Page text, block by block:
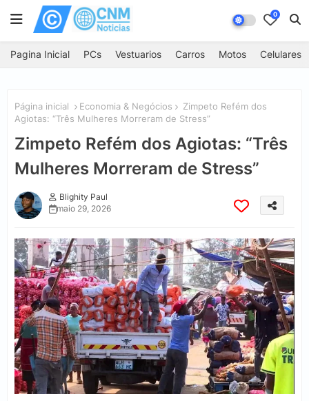
0
Pagina Inicial PCs Vestuarios Carros Motos Celulares
Página inicial Economia & Negócios
Zimpeto Refém dos
Agiotas: “Três Mulheres Morreram de Stress”
Zimpeto Refém dos Agiotas: “Três
Mulheres Morreram de Stress”
Blighity Paul
maio 29, 2026